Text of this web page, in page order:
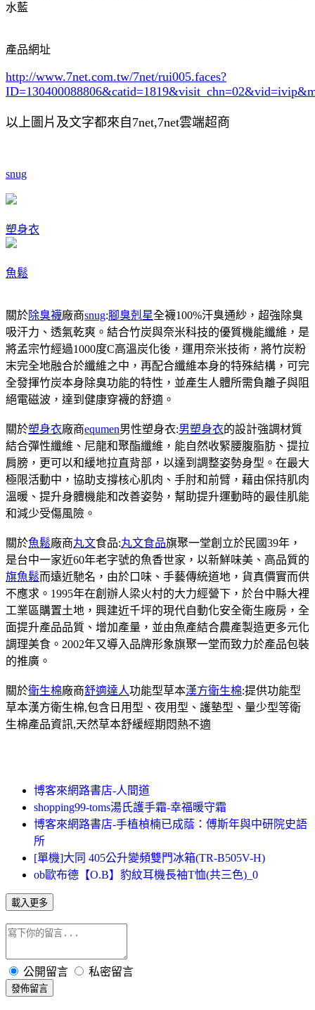
水藍
產品網址
http://www.7net.com.tw/7net/rui005.faces?
ID=130400088806&catid=1819
以上圖片及文字都來自7net,7net雲端超商
snug
塑身衣
魚鬆
關於除臭襪廠商snug:腳臭剋星全襪100%汗臭通紗，超強除臭
吸汗力、透氣乾爽。結合竹炭與奈米科技的優質機能纖維，是
將孟宗竹經過1000度C高溫炭化後，運用奈米技術，將竹炭粉
末完全地融合於纖維之中，再配合纖維本身的特殊結構，可完
全發揮竹炭本身除臭功能的特性，並產生人體所需負離子與阻
絕電磁波，達到健康穿襪的舒適。
關於塑身衣廠商equmen男性塑身衣:男塑身衣的設計強調材質
結合彈性纖維、尼龍和聚酯纖維，能自然收緊腰腹脂肪、提拉
肩膀，更可以和緩地拉直背部，以達到調整姿勢身型。在最大
極限活動中，協助支撐核心肌肉、手肘和前臂，藉由保持肌肉
溫暖、提升身體機能和改善姿勢，幫助提升運動時的最佳肌能
和減少受傷風險。
關於魚鬆廠商丸文食品:丸文食品旗聚一堂創立於民國39年，
是台中一家近60年老字號的魚香世家，以新鮮味美、高品質的
旗魚鬆而遠近馳名，由於口味、手藝傳統道地，貨真價實而供
不應求。1995年在創辦人梁火村的大力經營下，於台中縣大裡
工業區購置土地，興建近千坪的現代自動化安全衛生廠房，全
面提升產品品質、增加產量，並由魚產結合農產製造更多元化
調理美食。2002年又導入品牌形象旗聚一堂而致力於產品包裝
的推廣。
關於衛生棉廠商舒適達人功能型草本漢方衛生棉:提供功能型
草本漢方衛生棉,包含日用型、夜用型、護墊型、量少型等衛
生棉產品資訊,天然草本舒緩經期悶熱不適
博客來網路書店-人間道
shopping99-toms湯氏護手霜-幸福暖守霜
博客來網路書店-手植楨楠已成蔭：傅斯年與中研院史語
所
[單機]大同 405公升變頻雙門冰箱(TR-B505V-H)
ob歐布德【O.B】豹紋耳機長袖T恤(共三色)_0
載入更多
公開留言 私密留言
發佈留言